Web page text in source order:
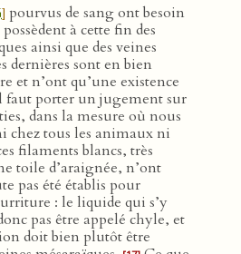
] pourvus de sang ont besoin
à cette fin des
ainsi que des veines
dernières sont en bien
et n’ont qu’une existence
faut porter un jugement sur
dans la mesure où nous
chez tous les animaux ni
filaments blancs, très
toile d’araignée, n’ont
pas été établis pour
: le liquide qui s’y
pas être appelé chyle, et
doit bien plutôt être